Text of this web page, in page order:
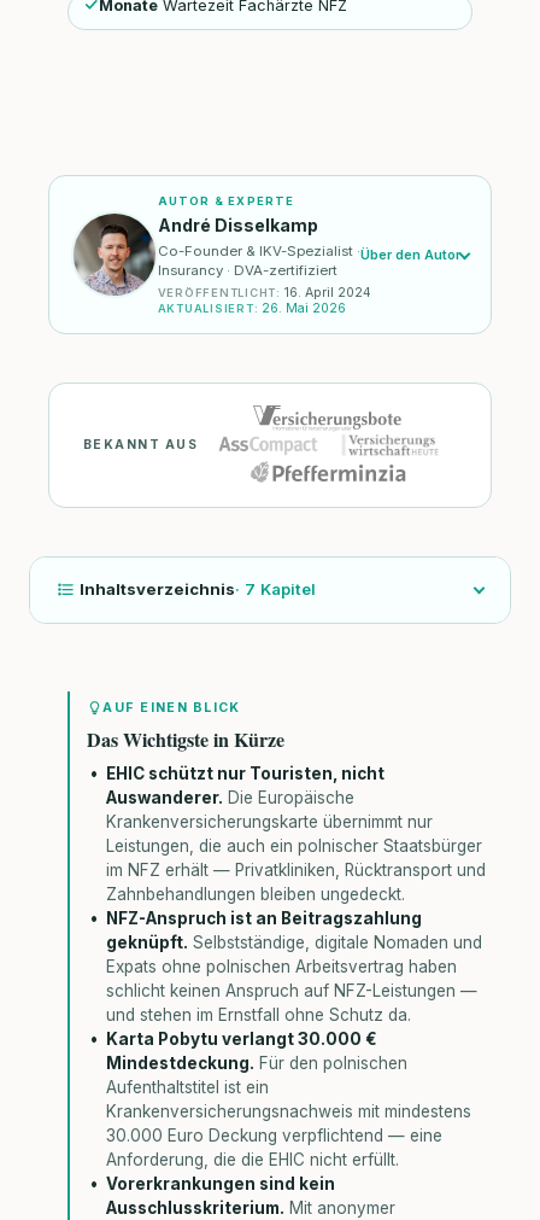
Monate Wartezeit Fachärzte NFZ
AUTOR & EXPERTE
André Disselkamp
Co-Founder & IKV-Spezialist ·
Insurancy · DVA-zertifiziert
VERÖFFENTLICHT: 16. April 2024
AKTUALISIERT: 26. Mai 2026
Über den Autor
BEKANNT AUS
Inhaltsverzeichnis· 7 Kapitel
AUF EINEN BLICK
Das Wichtigste in Kürze
EHIC schützt nur Touristen, nicht
Auswanderer. Die Europäische
Krankenversicherungskarte übernimmt nur
Leistungen, die auch ein polnischer Staatsbürger
im NFZ erhält — Privatkliniken, Rücktransport und
Zahnbehandlungen bleiben ungedeckt.
NFZ-Anspruch ist an Beitragszahlung
geknüpft. Selbstständige, digitale Nomaden und
Expats ohne polnischen Arbeitsvertrag haben
schlicht keinen Anspruch auf NFZ-Leistungen —
und stehen im Ernstfall ohne Schutz da.
Karta Pobytu verlangt 30.000 €
Mindestdeckung. Für den polnischen
Aufenthaltstitel ist ein
Krankenversicherungsnachweis mit mindestens
30.000 Euro Deckung verpflichtend — eine
Anforderung, die die EHIC nicht erfüllt.
Vorerkrankungen sind kein
Ausschlusskriterium. Mit anonymer